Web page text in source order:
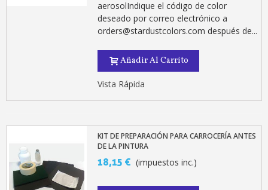
Paga en 4 plazos sin
Obtenga su presupuesto
5 € de descuento
Suscríbete al
aerosolIndique el código de color
deseado por correo electrónico a
orders@stardustcolors.com después de...
Añadir Al Carrito
Vista Rápida
KIT DE PREPARACIÓN PARA CARROCERÍA ANTES
DE LA PINTURA
18,15 € (impuestos inc.)